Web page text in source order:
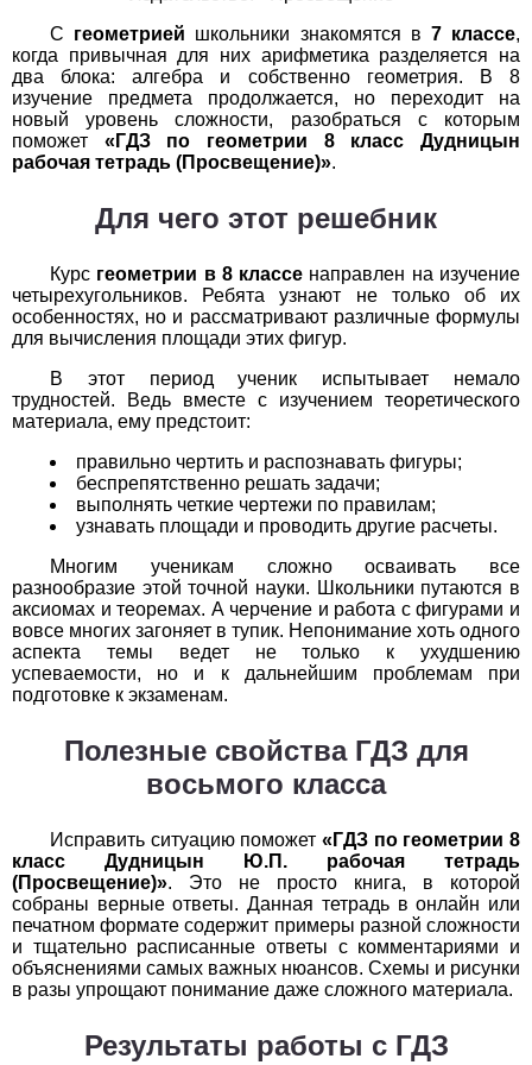
История
1
2 3 4 5 6 7 8 9 10
11
Литература
Математика
1
2 3 4 5 6 7 8 10
11
Немецкий язык
1
2 3 4 5 6 7 8 9 10
11
2 3 4 5 6 7 8 9
Обществоведение
1
2 3 4 5 6 7 8 9 10
11
Окружающий мир
1
2 3 4 5 6 9
11
Русский язык
4 5 6 7 8 9
Технология
1
2 3 4 5 6 7 8 9 10
11
Физика
1
2 3 4 5 6 7 8 9 10
11
Французский язык
С геометрией школьники знакомятся в 7 классе,
когда привычная для них арифметика разделяется на
два блока: алгебра и собственно геометрия. В 8
изучение предмета продолжается, но переходит на
новый уровень сложности, разобраться с которым
поможет «ГДЗ по геометрии 8 класс Дудницын
рабочая тетрадь (Просвещение)».
Для чего этот решебник
Курс геометрии в 8 классе направлен на изучение
четырехугольников. Ребята узнают не только об их
особенностях, но и рассматривают различные формулы
для вычисления площади этих фигур.
В этот период ученик испытывает немало
трудностей. Ведь вместе с изучением теоретического
материала, ему предстоит:
правильно чертить и распознавать фигуры;
беспрепятственно решать задачи;
выполнять четкие чертежи по правилам;
узнавать площади и проводить другие расчеты.
Многим ученикам сложно осваивать все
разнообразие этой точной науки. Школьники путаются в
аксиомах и теоремах. А черчение и работа с фигурами и
вовсе многих загоняет в тупик. Непонимание хоть одного
аспекта темы ведет не только к ухудшению
успеваемости, но и к дальнейшим проблемам при
подготовке к экзаменам.
Полезные свойства ГДЗ для
восьмого класса
Исправить ситуацию поможет «ГДЗ по геометрии 8
класс Дудницын Ю.П. рабочая тетрадь
(Просвещение)». Это не просто книга, в которой
собраны верные ответы. Данная тетрадь в онлайн или
печатном формате содержит примеры разной сложности
и тщательно расписанные ответы с комментариями и
объяснениями самых важных нюансов. Схемы и рисунки
в разы упрощают понимание даже сложного материала.
Результаты работы с ГДЗ